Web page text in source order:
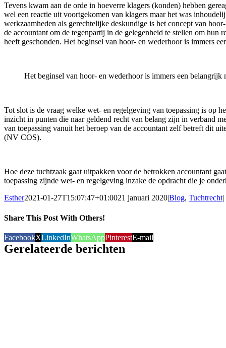
Tevens kwam aan de orde in hoeverre klagers (konden) hebben
wel een reactie uit voortgekomen van klagers maar het was
werkzaamheden als gerechtelijke deskundige is het concept van
de accountant om de tegenpartij in de gelegenheid te stellen om
heeft geschonden. Het beginsel van hoor- en wederhoor is immers
Het beginsel van hoor- en wederhoor is immers een
Tot slot is de vraag welke wet- en regelgeving van toepassing is op
inzicht in punten die naar geldend recht van belang zijn in verband
van toepassing vanuit het beroep van de accountant zelf betreft dit
(NV COS).
Hoe deze tuchtzaak gaat uitpakken voor de betrokken accountant
toepassing zijnde wet- en regelgeving inzake de opdracht die je
Esther2021-01-27T15:07:47+01:0021 januari 2020|Blog, Tuchtrecht|
Share This Post With Others!
FacebookXLinkedInWhatsAppPinterestE-mail
Gerelateerde berichten